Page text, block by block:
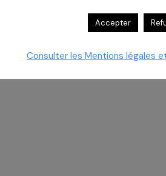
Accepter
Consulter les Mentions légales